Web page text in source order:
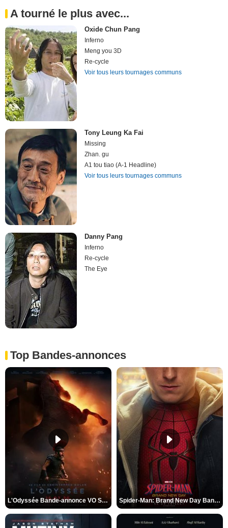
A tourné le plus avec...
Oxide Chun Pang
Inferno
Meng you 3D
Re-cycle
Voir tous leurs tournages communs
Tony Leung Ka Fai
Missing
Zhan. gu
A1 tou tiao (A-1 Headline)
Voir tous leurs tournages communs
Danny Pang
Inferno
Re-cycle
The Eye
Top Bandes-annonces
L'Odyssée Bande-annonce VO STFR Spider-Man: Brand New Day Bande-annonce VO STFR